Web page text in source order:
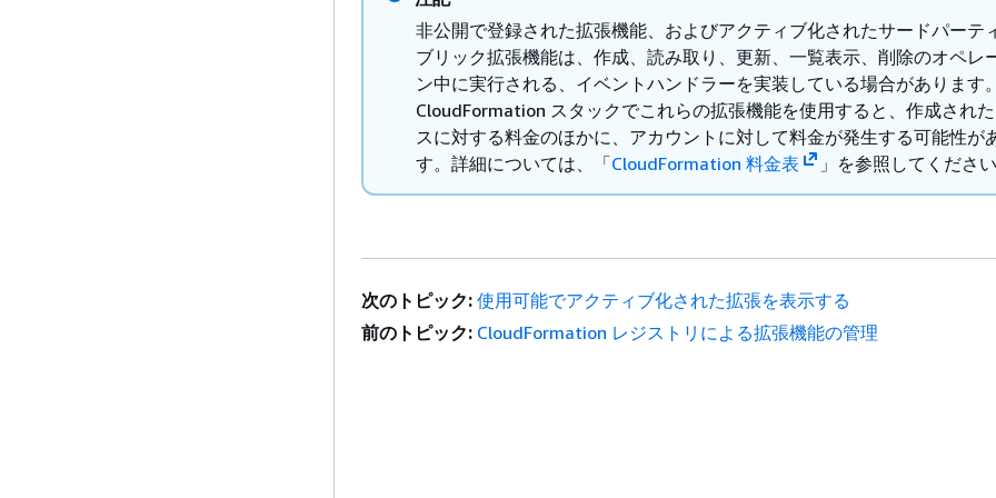
非公開で登録された拡張機能、およびアクティブ化されたサードパーテ
ブリック拡張機能は、作成、読み取り、更新、一覧表示、削除のオペレ
ン中に実行される、イベントハンドラーを実装している場合があります。
CloudFormation スタックでこれらの拡張機能を使用すると、作成され
スに対する料金のほかに、アカウントに対して料金が発生する可能性が
す。詳細については、「CloudFormation 料金表 」を参照してください
次のトピック: 使用可能でアクティブ化された拡張を表示する
前のトピック: CloudFormation レジストリによる拡張機能の管理